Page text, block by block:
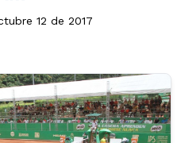
12 de 2017